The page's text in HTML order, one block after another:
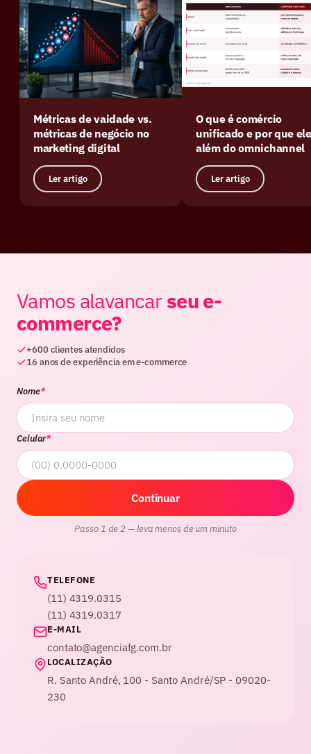
Métricas de vaidade vs.
métricas de negócio no
marketing digital
Ler artigo
O que é comércio
unificado e por que
além do omnichannel
Ler artigo
Vamos alavancarseu e-
commerce?
+600 clientes atendidos
16 anos de experiência em e-commerce
Nome*
Celular*
Continuar
Passo 1 de 2 — leva menos de um minuto
TELEFONE
(11) 4319.0315
(11) 4319.0317
E-MAIL
contato@agenciafg.com.br
LOCALIZAÇÃO
R. Santo André, 100 - Santo André/SP - 09020-
230